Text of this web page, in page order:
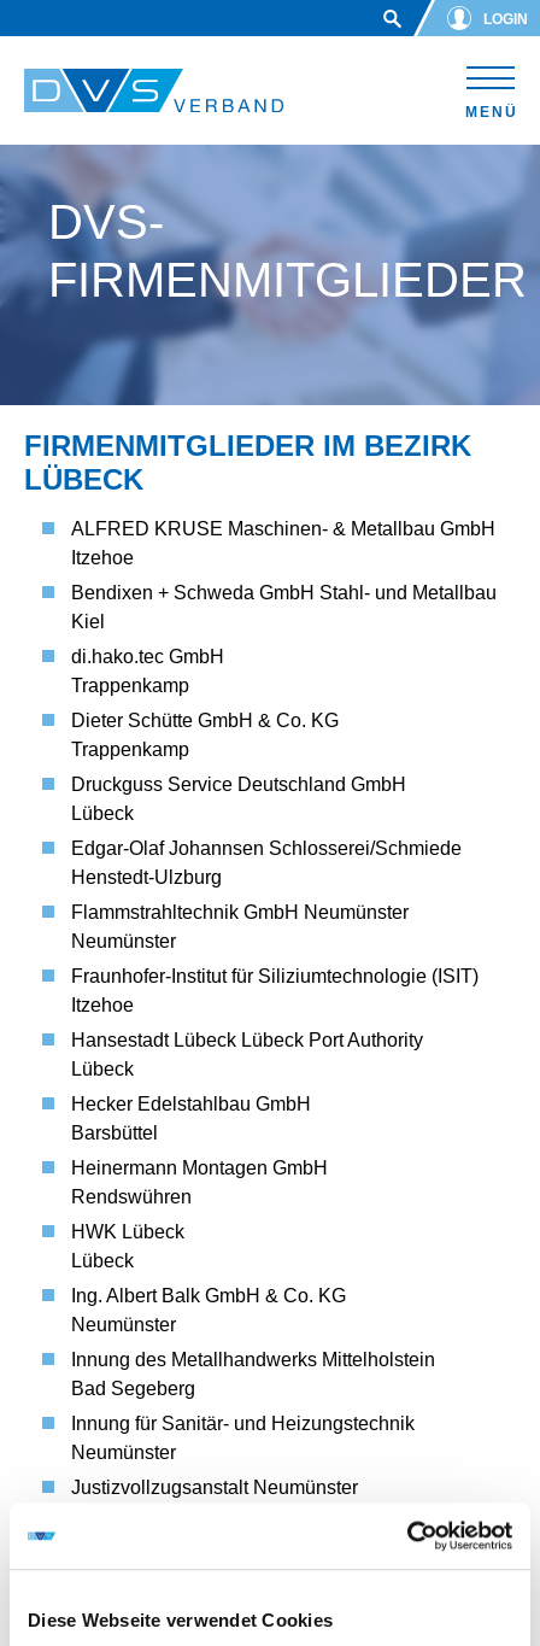
Diese Webseite verwendet Cookies
LOGIN
MENÜ
DVS-
FIRMENMITGLIEDER
FIRMENMITGLIEDER IM BEZIRK
LÜBECK
ALFRED KRUSE Maschinen- & Metallbau GmbH
Itzehoe
Bendixen + Schweda GmbH Stahl- und Metallbau
Kiel
di.hako.tec GmbH
Trappenkamp
Dieter Schütte GmbH & Co. KG
Trappenkamp
Druckguss Service Deutschland GmbH
Lübeck
Edgar-Olaf Johannsen Schlosserei/Schmiede
Henstedt-Ulzburg
Flammstrahltechnik GmbH Neumünster
Neumünster
Fraunhofer-Institut für Siliziumtechnologie (ISIT)
Itzehoe
Hansestadt Lübeck Lübeck Port Authority
Lübeck
Hecker Edelstahlbau GmbH
Barsbüttel
Heinermann Montagen GmbH
Rendswühren
HWK Lübeck
Lübeck
Ing. Albert Balk GmbH & Co. KG
Neumünster
Innung des Metallhandwerks Mittelholstein
Bad Segeberg
Innung für Sanitär- und Heizungstechnik
Neumünster
Justizvollzugsanstalt Neumünster
Kröger Kranbau und Industrieservice GmbH
LHAT Anlagentechnik